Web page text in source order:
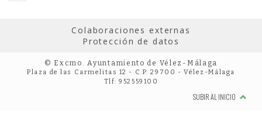
Colaboraciones externas
Protección de datos
© Excmo. Ayuntamiento de Vélez-Málaga
Plaza de las Carmelitas 12 - C.P. 29700 - Vélez-Málaga
Tlf: 952559100
SUBIR AL INICIO